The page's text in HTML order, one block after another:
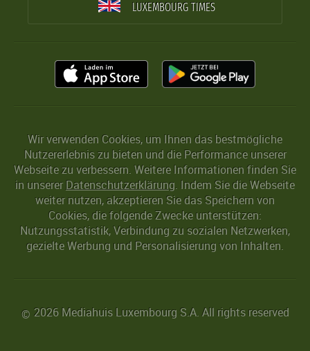
LUXEMBOURG TIMES
Wir verwenden Cookies, um Ihnen das bestmögliche
Nutzererlebnis zu bieten und die Performance unserer
Webseite zu verbessern. Weitere Informationen finden Sie
in unserer Datenschutzerklärung. Indem Sie die Webseite
weiter nutzen, akzeptieren Sie das Speichern von
Cookies, die folgende Zwecke unterstützen:
Nutzungsstatistik, Verbindung zu sozialen Netzwerken,
gezielte Werbung und Personalisierung von Inhalten.
© 2026 Mediahuis Luxembourg S.A. All rights reserved